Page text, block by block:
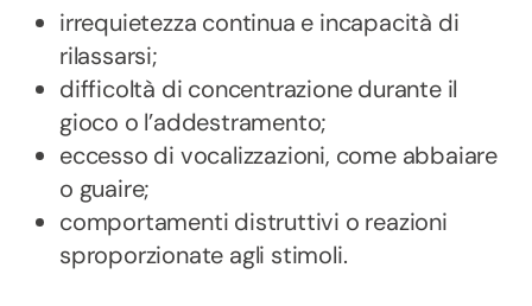
irrequietezza continua e incapacità di
rilassarsi;
difficoltà di concentrazione durante il
gioco o l’addestramento;
eccesso di vocalizzazioni, come abbaiare
o guaire;
comportamenti distruttivi o reazioni
sproporzionate agli stimoli.